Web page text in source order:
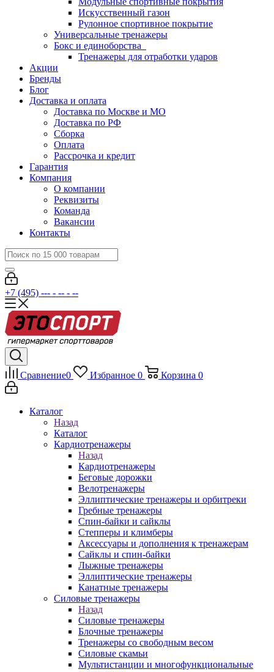
Искусственный газон
Рулонное спортивное покрытие
Универсальные тренажеры
Бокс и единоборства
Тренажеры для отработки ударов
Акции
Бренды
Блог
Доставка и оплата
Доставка по Москве и МО
Доставка по РФ
Сборка
Оплата
Рассрочка и кредит
Гарантия
Компания
О компании
Реквизиты
Команда
Вакансии
Контакты
+7 (495) --- - -- - --
Сравнение0 Избранное 0 Корзина 0
Каталог
Назад
Каталог
Кардиотренажеры
Назад
Кардиотренажеры
Беговые дорожки
Велотренажеры
Эллиптические тренажеры и орбитреки
Гребные тренажеры
Спин-байки и сайклы
Степперы и климберы
Аксессуары и дополнения к тренажерам
Сайклы и спин-байки
Лыжные тренажеры
Эллиптические тренажеры
Канатные тренажеры
Силовые тренажеры
Назад
Силовые тренажеры
Блочные тренажеры
Тренажеры со свободным весом
Силовые скамьи
Мультистанции и многофункциональные